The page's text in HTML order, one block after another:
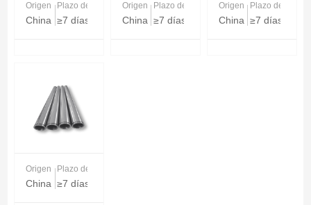
Origen
China
Plazo de entrega
≥7 días
Origen
China
Plazo de entrega
≥7 días
Origen
China
Plazo de
≥7 días
Origen
China
Plazo de entrega
≥7 días